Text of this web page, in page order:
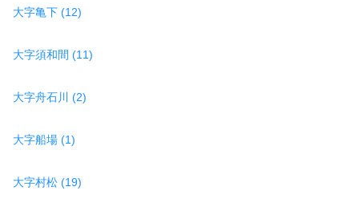
大字亀下 (12)
大字須和間 (11)
大字舟石川 (2)
大字船場 (1)
大字村松 (19)